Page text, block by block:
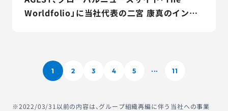
Worldfolio」に当社代表の二宮 康真のインタ
1 2 3 4 5 ... 11
※2022/03/31以前の内容は、グループ組織再編に伴う当社への事業